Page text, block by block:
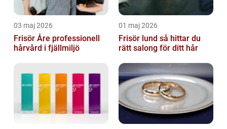
03 maj 2026
Frisör Åre professionell
hårvård i fjällmiljö
01 maj 2026
Frisör lund så hittar du
rätt salong för ditt hår